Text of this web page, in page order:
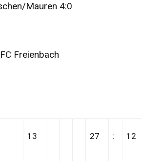
Mauren 4:0
Freienbach
13 27 : 12